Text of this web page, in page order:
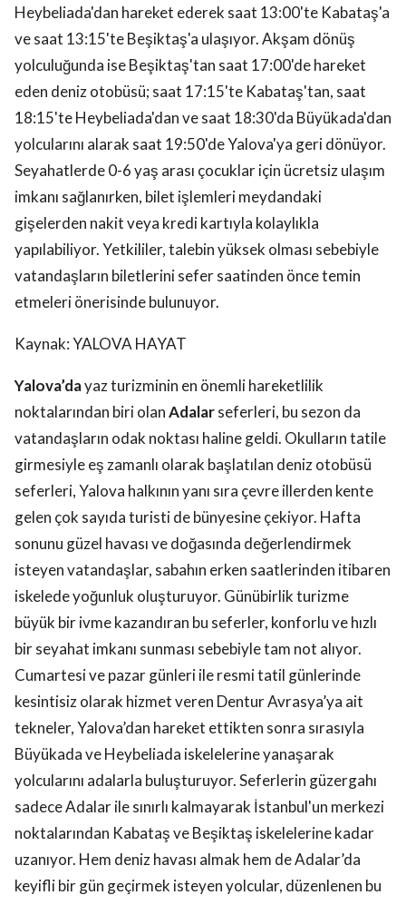
Heybeliada'dan hareket ederek saat 13:00'te Kabataş'a
ve saat 13:15'te Beşiktaş'a ulaşıyor. Akşam dönüş
yolculuğunda ise Beşiktaş'tan saat 17:00'de hareket
eden deniz otobüsü; saat 17:15'te Kabataş'tan, saat
18:15'te Heybeliada'dan ve saat 18:30'da Büyükada'dan
yolcularını alarak saat 19:50'de Yalova'ya geri dönüyor.
Seyahatlerde 0-6 yaş arası çocuklar için ücretsiz ulaşım
imkanı sağlanırken, bilet işlemleri meydandaki
gişelerden nakit veya kredi kartıyla kolaylıkla
yapılabiliyor. Yetkililer, talebin yüksek olması sebebiyle
vatandaşların biletlerini sefer saatinden önce temin
etmeleri önerisinde bulunuyor.
Kaynak: YALOVA HAYAT
Yalova’dayaz turizminin en önemli hareketlilik
noktalarından biri olanAdalarseferleri, bu sezon da
vatandaşların odak noktası haline geldi. Okulların tatile
girmesiyle eş zamanlı olarak başlatılan deniz otobüsü
seferleri, Yalova halkının yanı sıra çevre illerden kente
gelen çok sayıda turisti de bünyesine çekiyor. Hafta
sonunu güzel havası ve doğasında değerlendirmek
isteyen vatandaşlar, sabahın erken saatlerinden itibaren
iskelede yoğunluk oluşturuyor. Günübirlik turizme
büyük bir ivme kazandıran bu seferler, konforlu ve hızlı
bir seyahat imkanı sunması sebebiyle tam not alıyor.
Cumartesi ve pazar günleri ile resmi tatil günlerinde
kesintisiz olarak hizmet veren Dentur Avrasya’ya ait
tekneler, Yalova’dan hareket ettikten sonra sırasıyla
Büyükada ve Heybeliada iskelelerine yanaşarak
yolcularını adalarla buluşturuyor. Seferlerin güzergahı
sadece Adalar ile sınırlı kalmayarak İstanbul'un merkezi
noktalarından Kabataş ve Beşiktaş iskelelerine kadar
uzanıyor. Hem deniz havası almak hem de Adalar’da
keyifli bir gün geçirmek isteyen yolcular, düzenlenen bu